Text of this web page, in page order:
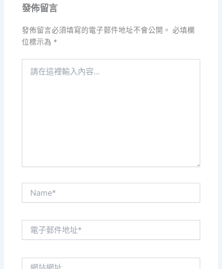
發佈留言
發佈留言必須填寫的電子郵件地址不會公開。 必填欄
位標示為 *